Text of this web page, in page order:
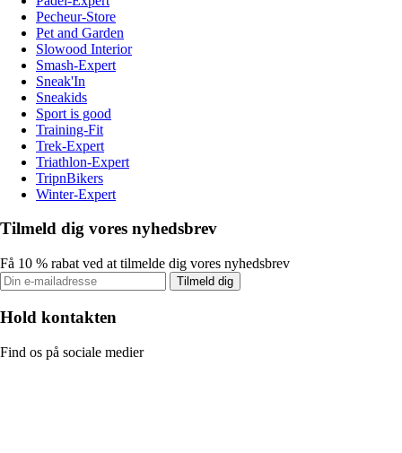
Pecheur-Store
Pet and Garden
Slowood Interior
Smash-Expert
Sneak'In
Sneakids
Sport is good
Training-Fit
Trek-Expert
Triathlon-Expert
TripnBikers
Winter-Expert
Tilmeld dig vores nyhedsbrev
Få 10 % rabat ved at tilmelde dig vores nyhedsbrev
Tilmeld dig
Hold kontakten
Find os på sociale medier